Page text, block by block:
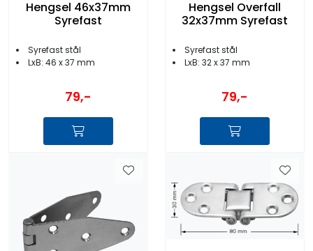
Hengsel 46x37mm
Syrefast
Syrefast stål
LxB: 46 x 37 mm
79,-
Hengsel Overfall
32x37mm Syrefast
Syrefast stål
LxB: 32 x 37 mm
79,-